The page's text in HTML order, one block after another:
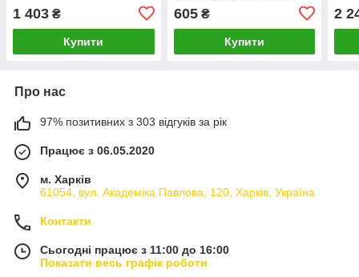
1 403 ₴
Купити
605₴
Купити
2
Про нас
97% позитивних з 303 відгуків за рік
Працює з 06.05.2020
м. Харків
61054, вул. Академіка Павлова, 120, Харків, Україна
Контакти
Сьогодні працює з 11:00 до 16:00
Показати весь графік роботи